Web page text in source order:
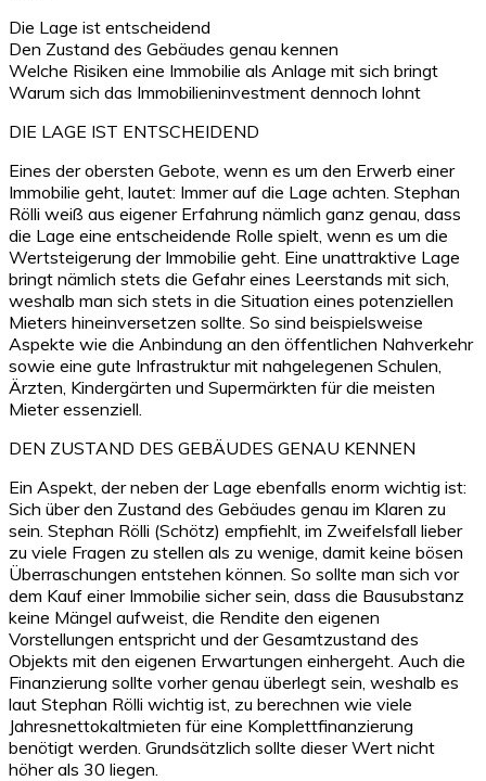
Die Lage ist entscheidend
Den Zustand des Gebäudes genau kennen
Welche Risiken eine Immobilie als Anlage mit sich bringt
Warum sich das Immobilieninvestment dennoch lohnt
DIE LAGE IST ENTSCHEIDEND
Eines der obersten Gebote, wenn es um den Erwerb einer
Immobilie geht, lautet: Immer auf die Lage achten. Stephan
Rölli weiß aus eigener Erfahrung nämlich ganz genau, dass
die Lage eine entscheidende Rolle spielt, wenn es um die
Wertsteigerung der Immobilie geht. Eine unattraktive Lage
bringt nämlich stets die Gefahr eines Leerstands mit sich,
weshalb man sich stets in die Situation eines potenziellen
Mieters hineinversetzen sollte. So sind beispielsweise
Aspekte wie die Anbindung an den öffentlichen Nahverkehr
sowie eine gute Infrastruktur mit nahgelegenen Schulen,
Ärzten, Kindergärten und Supermärkten für die meisten
Mieter essenziell.
DEN ZUSTAND DES GEBÄUDES GENAU KENNEN
Ein Aspekt, der neben der Lage ebenfalls enorm wichtig ist:
Sich über den Zustand des Gebäudes genau im Klaren zu
sein. Stephan Rölli (Schötz) empfiehlt, im Zweifelsfall lieber
zu viele Fragen zu stellen als zu wenige, damit keine bösen
Überraschungen entstehen können. So sollte man sich vor
dem Kauf einer Immobilie sicher sein, dass die Bausubstanz
keine Mängel aufweist, die Rendite den eigenen
Vorstellungen entspricht und der Gesamtzustand des
Objekts mit den eigenen Erwartungen einhergeht. Auch die
Finanzierung sollte vorher genau überlegt sein, weshalb es
laut Stephan Rölli wichtig ist, zu berechnen wie viele
Jahresnettokaltmieten für eine Komplettfinanzierung
benötigt werden. Grundsätzlich sollte dieser Wert nicht
höher als 30 liegen.